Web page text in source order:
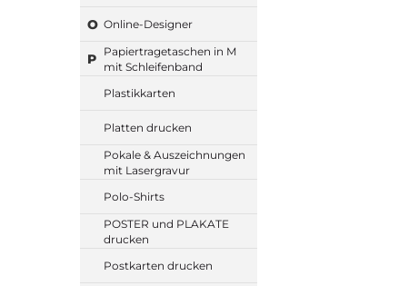
O Online-Designer
P Papiertragetaschen in M
mit Schleifenband
Plastikkarten
Platten drucken
Pokale & Auszeichnungen
mit Lasergravur
Polo-Shirts
POSTER und PLAKATE
drucken
Postkarten drucken